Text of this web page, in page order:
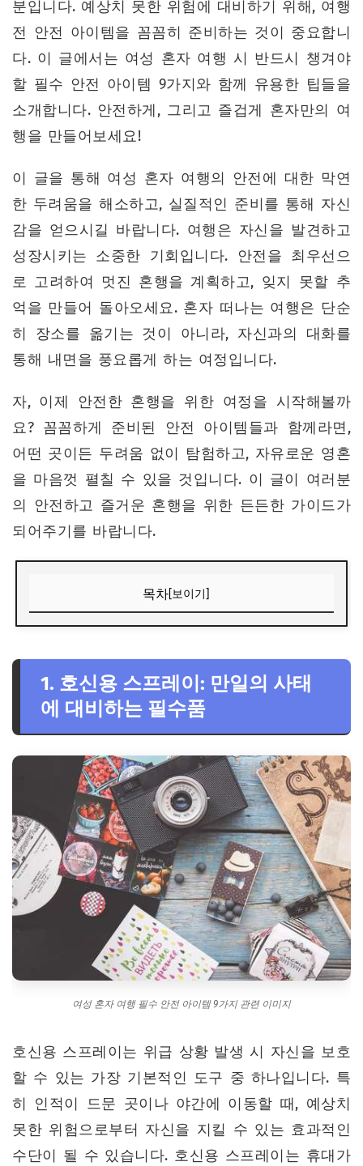
분입니다. 예상치 못한 위험에 대비하기 위해, 여행
전 안전 아이템을 꼼꼼히 준비하는 것이 중요합니
다. 이 글에서는 여성 혼자 여행 시 반드시 챙겨야
할 필수 안전 아이템 9가지와 함께 유용한 팁들을
소개합니다. 안전하게, 그리고 즐겁게 혼자만의 여
행을 만들어보세요!
이 글을 통해 여성 혼자 여행의 안전에 대한 막연
한 두려움을 해소하고, 실질적인 준비를 통해 자신
감을 얻으시길 바랍니다. 여행은 자신을 발견하고
성장시키는 소중한 기회입니다. 안전을 최우선으
로 고려하여 멋진 혼행을 계획하고, 잊지 못할 추
억을 만들어 돌아오세요. 혼자 떠나는 여행은 단순
히 장소를 옮기는 것이 아니라, 자신과의 대화를
통해 내면을 풍요롭게 하는 여정입니다.
자, 이제 안전한 혼행을 위한 여정을 시작해볼까
요? 꼼꼼하게 준비된 안전 아이템들과 함께라면,
어떤 곳이든 두려움 없이 탐험하고, 자유로운 영혼
을 마음껏 펼칠 수 있을 것입니다. 이 글이 여러분
의 안전하고 즐거운 혼행을 위한 든든한 가이드가
되어주기를 바랍니다.
목차[보이기]
2. 비상용 호루라기: 위험을 알리는 강력한 신호
3. 문 잠금 장치: 숙소 안전을 강화하는 필수템
4. 개인 경보기: 위험을 알리고 주변의 도움을 요청
6. SOS 팔찌 또는 목걸이: 긴급 연락처 및 의료 정보 제공
7. 여행자 보험: 예상치 못한 사고 및 질병에 대한 대비
추가적인 안전 팁
안전 아이템 비교표
FAQ
1. 호신용 스프레이: 만일의 사태
에 대비하는 필수품
여성 혼자 여행 필수 안전 아이템 9가지 관련 이미지
호신용 스프레이는 위급 상황 발생 시 자신을 보호
할 수 있는 가장 기본적인 도구 중 하나입니다. 특
히 인적이 드문 곳이나 야간에 이동할 때, 예상치
못한 위험으로부터 자신을 지킬 수 있는 효과적인
수단이 될 수 있습니다. 호신용 스프레이는 휴대가